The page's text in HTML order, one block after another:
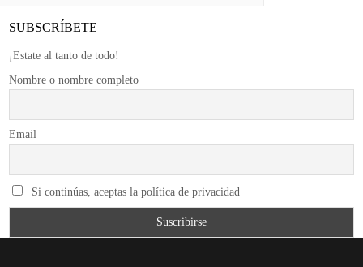
SUBSCRÍBETE
¡Estate al tanto de todo!
Nombre o nombre completo
Email
Si continúas, aceptas la política de privacidad